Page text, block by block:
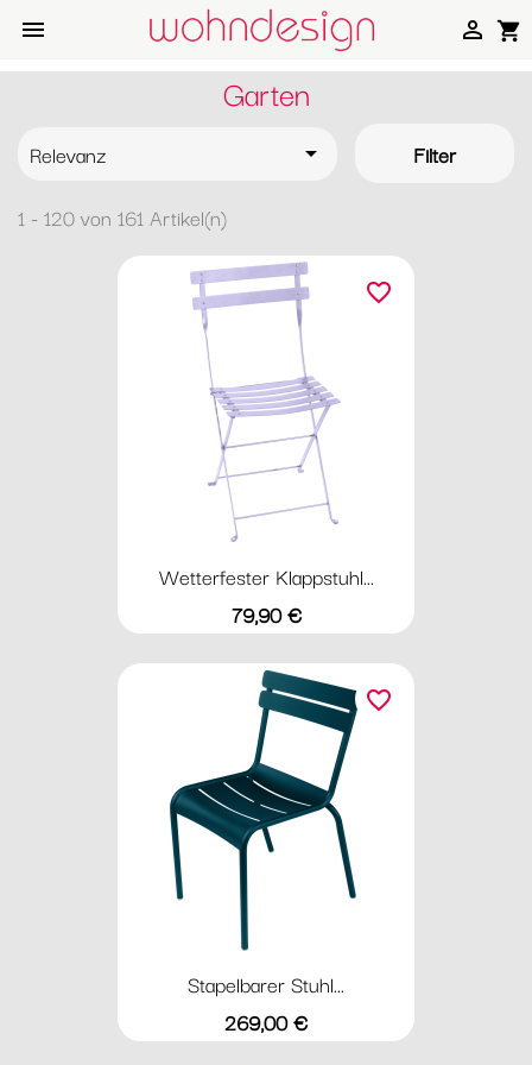
 shopping_cart

Garten
Relevanz 
Filter
1 - 120 von 161 Artikel(n)
Wetterfester Klappstuhl...
Preis
79,90 €
favorite_border
Stapelbarer Stuhl...
Preis
269,00 €
favorite_border